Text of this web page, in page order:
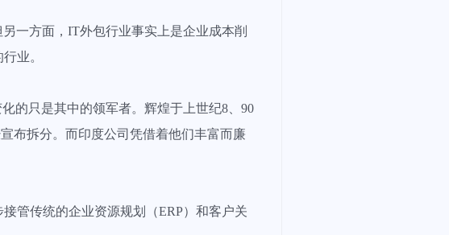
一方面，IT外包行业事实上是企业成本削
业。
的只是其中的领军者。辉煌于上世纪8、90
布拆分。而印度公司凭借着他们丰富而廉
管传统的企业资源规划（ERP）和客户关